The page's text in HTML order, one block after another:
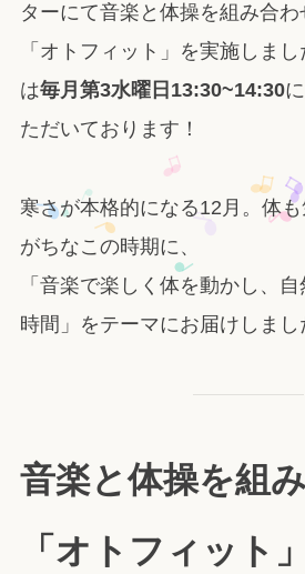
ターにて音楽と体操を組み合
「オトフィット」を実施しま
は毎月第3水曜日13:30~14:30
ただいております！
寒さが本格的になる12月。体
がちなこの時期に、
「音楽で楽しく体を動かし、
時間」をテーマにお届けしまし
音楽と体操を組
「オトフィット